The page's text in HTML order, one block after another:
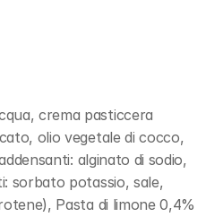
crema pasticcera
olio vegetale di cocco,
alginato di sodio,
sorbato potassio, sale,
Pasta di limone 0,4%